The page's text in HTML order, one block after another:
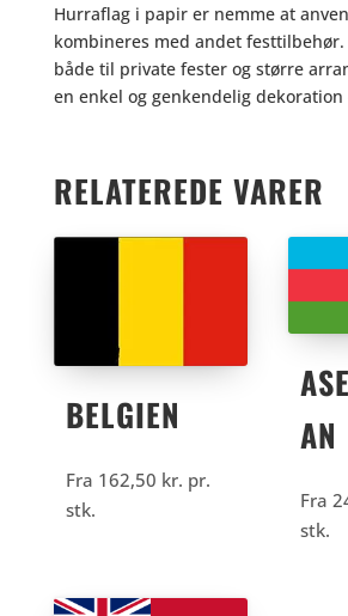
Hurraflag i papir er nemme at
kombineres med andet festtilbehør.
både til private fester og større
en enkel og genkendelig dekoration
RELATEREDE VARER
BELGIEN
Fra 162,50 kr. pr.
stk.
AN
Fra
stk.